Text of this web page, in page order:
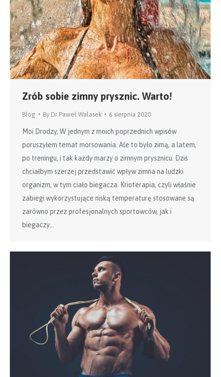
Zrób sobie zimny prysznic. Warto!
Blog By Dr Paweł Walasek 6 sierpnia 2020
Moi Drodzy, W jednym z moich poprzednich wpisów
poruszyłem temat morsowania. Ale to było zimą, a latem,
po treningu, i tak każdy marzy o zimnym prysznicu. Dziś
chciałbym szerzej przedstawić wpływ zimna na ludzki
organizm, w tym ciało biegacza. Krioterapia, czyli właśnie
zabiegi wykorzystujące niską temperaturę stosowane są
zarówno przez profesjonalnych sportowców, jak i
biegaczy…